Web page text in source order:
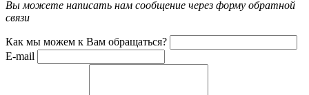
Вы можете написать нам сообщение через форму обратной
связи
Как мы можем к Вам обращаться?
E-mail